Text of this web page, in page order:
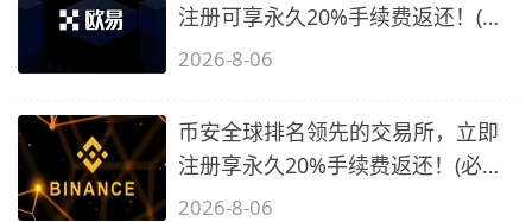
注册可享永久20%手续费返还！(必
备1)
2026-8-06
币安全球排名领先的交易所，立即
注册享永久20%手续费返还！(必备
2)
2026-8-06